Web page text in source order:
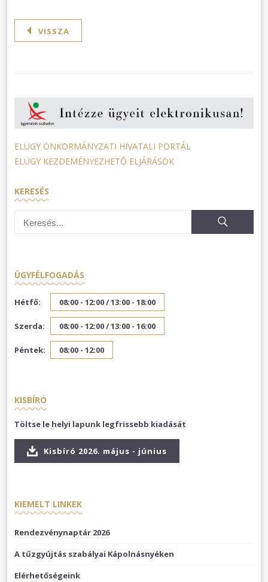
VISSZA
ELÜGY ÖNKORMÁNYZATI HIVATALI PORTÁL
ELÜGY KEZDEMÉNYEZHETŐ ELJÁRÁSOK
KERESÉS
ÜGYFÉLFOGADÁS
Hétfő: 08:00 - 12:00 /13:00 - 18:00
Szerda: 08:00 - 12:00 /13:00 - 16:00
Péntek: 08:00 - 12:00
KISBÍRÓ
Töltse le helyi lapunk legfrissebb kiadását
Kisbíró 2026. május - június
KIEMELT LINKEK
Rendezvénynaptár 2026
A tűzgyújtás szabályai Kápolnásnyéken
Elérhetőségeink